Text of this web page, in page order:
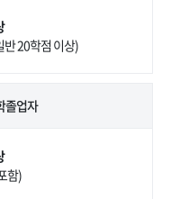
20학점 이상)
졸업자
함)